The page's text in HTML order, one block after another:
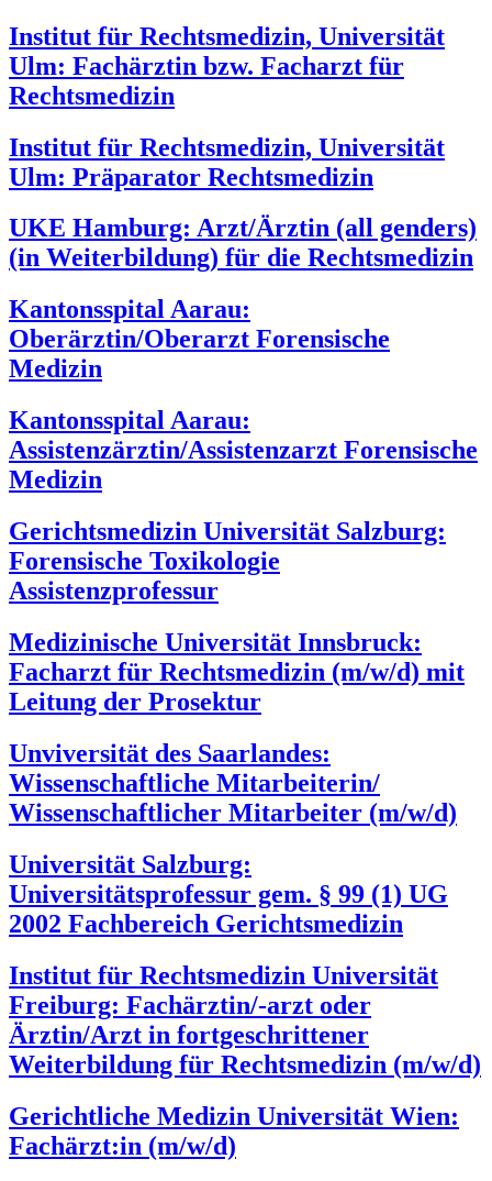
Institut für Rechtsmedizin, Universität
Ulm: Fachärztin bzw. Facharzt für
Rechtsmedizin
Institut für Rechtsmedizin, Universität
Ulm: Präparator Rechtsmedizin
UKE Hamburg: Arzt/Ärztin (all genders)
(in Weiterbildung) für die Rechtsmedizin
Kantonsspital Aarau:
Oberärztin/Oberarzt Forensische
Medizin
Kantonsspital Aarau:
Assistenzärztin/Assistenzarzt Forensische
Medizin
Gerichtsmedizin Universität Salzburg:
Forensische Toxikologie
Assistenzprofessur
Medizinische Universität Innsbruck:
Facharzt für Rechtsmedizin (m/w/d) mit
Leitung der Prosektur
Unviversität des Saarlandes:
Wissenschaftliche Mitarbeiterin/
Wissenschaftlicher Mitarbeiter (m/w/d)
Universität Salzburg:
Universitätsprofessur gem. § 99 (1) UG
2002 Fachbereich Gerichtsmedizin
Institut für Rechtsmedizin Universität
Freiburg: Fachärztin/-arzt oder
Ärztin/Arzt in fortgeschrittener
Weiterbildung für Rechtsmedizin (m/w/d)
Gerichtliche Medizin Universität Wien:
Fachärzt:in (m/w/d)